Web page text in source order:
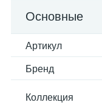
Основные
Артикул
Бренд
Коллекция